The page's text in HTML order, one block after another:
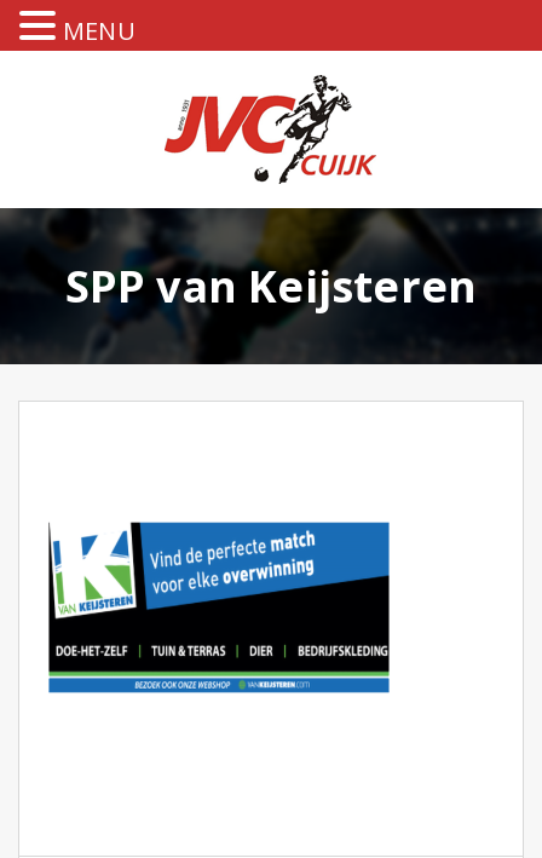
SPP van Keijsteren
MENU